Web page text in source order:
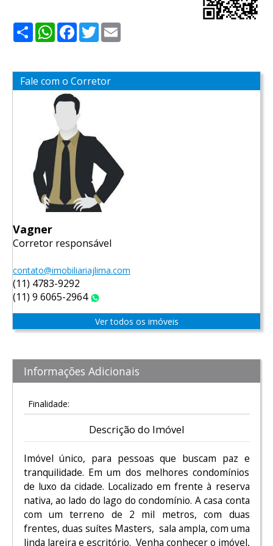
ShareWhatsApp
Facebook
Twitter
Fale com o Corretor
Vagner
Corretor responsável
contato@imobiliariajlima.com
(11) 4783-9292
(11) 9 6065-2964
Ver todos os imóveis
Informações Adicionais
Finalidade:
Descrição do Imóvel
Imóvel único, para pessoas que buscam paz e
tranquilidade. Em um dos melhores condomínios
de luxo da cidade. Localizado em frente à reserva
nativa, ao lado do lago do condomínio. A casa conta
com um terreno de 2 mil metros, com duas
frentes, duas suítes Masters, sala ampla, com uma
linda lareira e escritório. Venha conhecer o imóvel,